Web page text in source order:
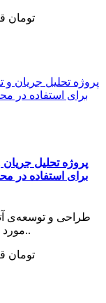
2,060,100تومان
پروژه تحلیل جریان
برای استفاده در
طراحی و توسعه‌ی
مورد توجه طراحان موتورهای پیشران فضایی قرار..
1,481,310تومان